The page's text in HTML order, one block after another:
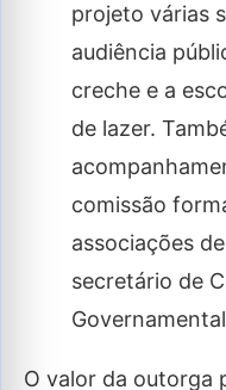
projeto várias
audiência
creche e a
de lazer.
comissão
associações
secretário de
O valor da outorga